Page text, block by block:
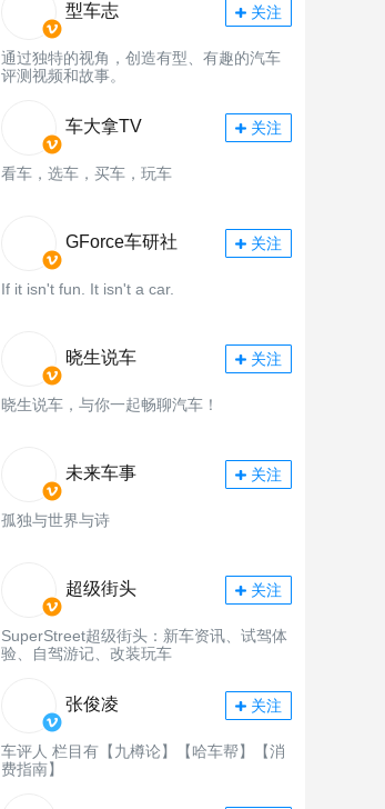
型车志 关注
通过独特的视角，创造有型、有趣的汽车
评测视频和故事。
车大拿TV 关注
看车，选车，买车，玩车
GForce车研社 关注
If it isn't fun. It isn't a car.
晓生说车 关注
晓生说车，与你一起畅聊汽车！
未来车事 关注
孤独与世界与诗
超级街头 关注
SuperStreet超级街头：新车资讯、试驾体
验、自驾游记、改装玩车
张俊凌 关注
车评人 栏目有【九樽论】【哈车帮】【消
费指南】